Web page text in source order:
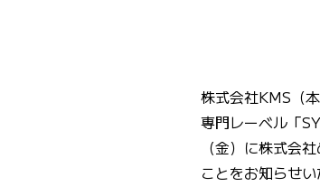
株式会社KMS（
専門レーベル「
（金）に株式会
ことをお知らせい